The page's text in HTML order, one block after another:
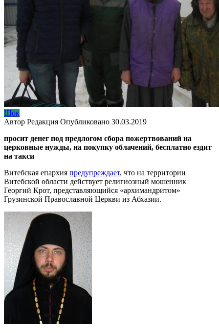
Шок
Автор Редакция Опубликовано 30.03.2019
просит денег под предлогом сбора пожертвований на
церковные нужды, на покупку облачений, бесплатно ездит
на такси
Витебская епархия предупреждает, что на территории
Витебской области действует религиозный мошенник
Георгий Крот, представляющийся «архимандритом»
Грузинской Православной Церкви из Абхазии.